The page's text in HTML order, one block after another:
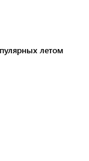
летом